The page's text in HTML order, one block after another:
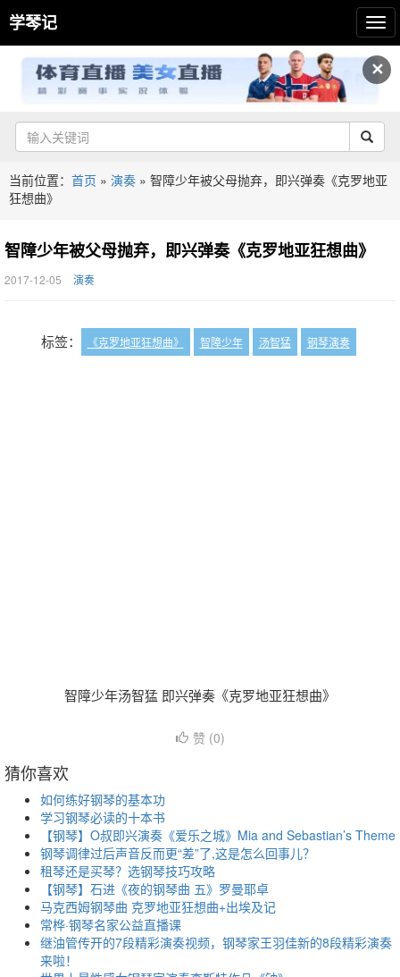
✕
学琴记
当前位置： 首页 » 演奏 » 智障少年被父母抛弃，即兴弹奏《克罗地亚
狂想曲》
智障少年被父母抛弃，即兴弹奏《克罗地亚狂想曲》
2017-12-05 演奏
标签： 《克罗地亚狂想曲》 智障少年 汤智猛 钢琴演奏
智障少年汤智猛 即兴弹奏《克罗地亚狂想曲》
赞 (0)
猜你喜欢
如何练好钢琴的基本功
学习钢琴必读的十本书
【钢琴】O叔即兴演奏《爱乐之城》Mia and Sebastian’s Theme
钢琴调律过后声音反而更“差”了,这是怎么回事儿？
租琴还是买琴？选钢琴技巧攻略
【钢琴】石进《夜的钢琴曲 五》罗曼耶卓
马克西姆钢琴曲 克罗地亚狂想曲+出埃及记
常桦·钢琴名家公益直播课
继油管传开的7段精彩演奏视频，钢琴家王羽佳新的8段精彩演奏
来啦！